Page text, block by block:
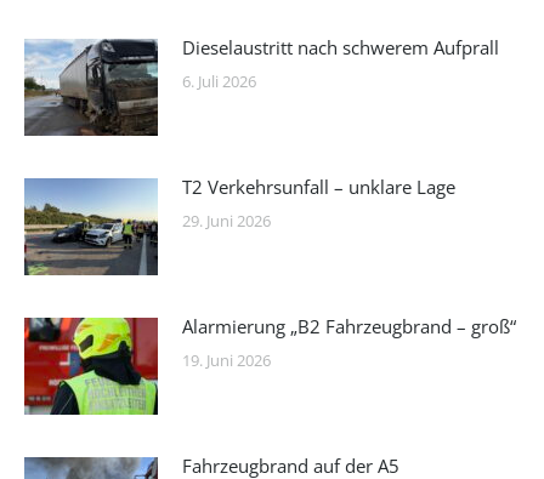
Dieselaustritt nach schwerem Aufprall
6. Juli 2026
T2 Verkehrsunfall – unklare Lage
29. Juni 2026
Alarmierung „B2 Fahrzeugbrand – groß“
19. Juni 2026
Fahrzeugbrand auf der A5